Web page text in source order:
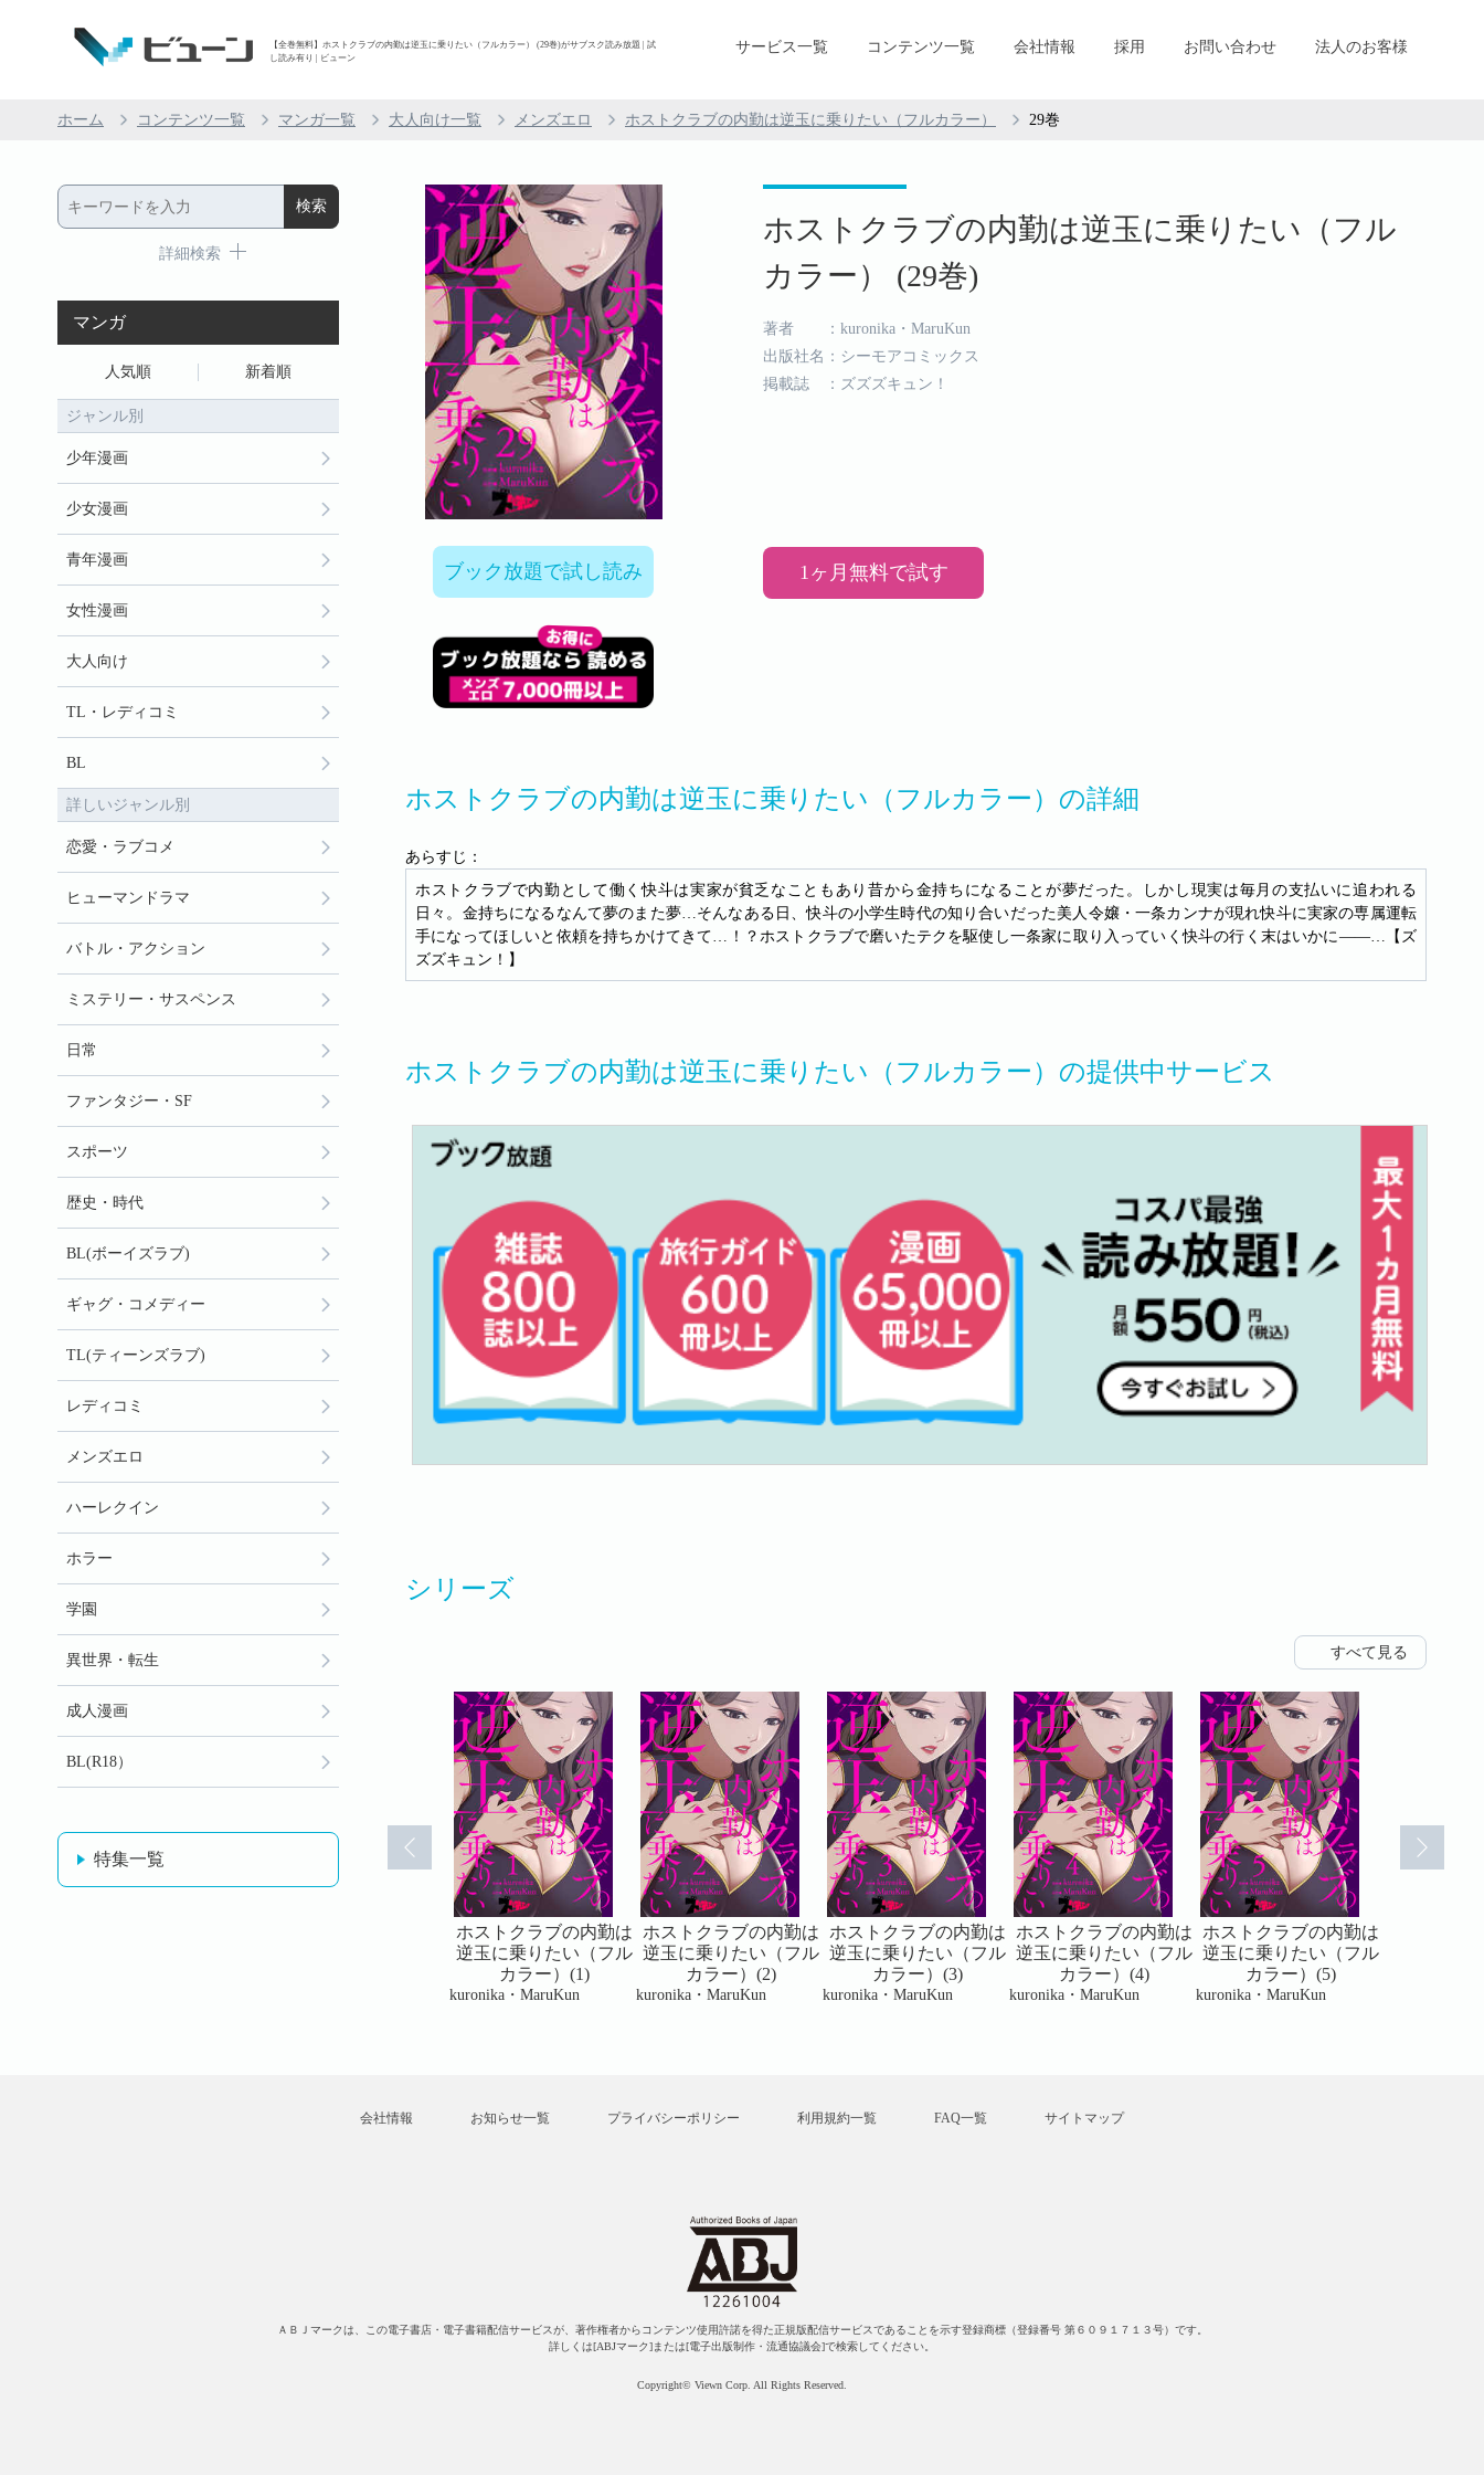
【全巻無料】ホストクラブの内勤は逆玉に乗りたい（フルカラー） (29巻)がサブスク読み放題 | 試
し読み有り | ビューン
サービス一覧 コンテンツ一覧 会社情報 採用 お問い合わせ 法人のお客様
ホーム コンテンツ一覧 マンガ一覧 大人向け一覧 メンズエロ ホストクラブの内勤は逆玉に乗りたい（フルカラー） 29巻
ブック放題で試し読み
ホストクラブの内勤は逆玉に乗りたい（フル
カラー） (29巻)
著者 ：kuronika・MaruKun
出版社名：シーモアコミックス
掲載誌 ：ズズズキュン！
1ヶ月無料で試す
ホストクラブの内勤は逆玉に乗りたい（フルカラー）の詳細
あらすじ：
ホストクラブで内勤として働く快斗は実家が貧乏なこともあり昔から金持ちになることが夢だった。しかし現実は毎月の支払いに追われる
日々。金持ちになるなんて夢のまた夢…そんなある日、快斗の小学生時代の知り合いだった美人令嬢・一条カンナが現れ快斗に実家の専属運転
手になってほしいと依頼を持ちかけてきて…！？ホストクラブで磨いたテクを駆使し一条家に取り入っていく快斗の行く末はいかに――…【ズ
ズズキュン！】
ホストクラブの内勤は逆玉に乗りたい（フルカラー）の提供中サービス
シリーズ
すべて見る
ホストクラブの内勤は
逆玉に乗りたい（フル
カラー）(1)
kuronika・MaruKun
ホストクラブの内勤は
逆玉に乗りたい（フル
カラー）(2)
kuronika・MaruKun
ホストクラブの内勤は
逆玉に乗りたい（フル
カラー）(3)
kuronika・MaruKun
ホストクラブの内勤は
逆玉に乗りたい（フル
カラー）(4)
kuronika・MaruKun
ホストクラブの内勤は
逆玉に乗りたい（フル
カラー）(5)
kuronika・MaruKun
詳細検索
マンガ
人気順 新着順
ジャンル別
少年漫画
少女漫画
青年漫画
女性漫画
大人向け
TL・レディコミ
BL
詳しいジャンル別
恋愛・ラブコメ
ヒューマンドラマ
バトル・アクション
ミステリー・サスペンス
日常
ファンタジー・SF
スポーツ
歴史・時代
BL(ボーイズラブ)
ギャグ・コメディー
TL(ティーンズラブ)
レディコミ
メンズエロ
ハーレクイン
ホラー
学園
異世界・転生
成人漫画
BL(R18）
特集一覧
会社情報 お知らせ一覧 プライバシーポリシー 利用規約一覧 FAQ一覧 サイトマップ
ＡＢＪマークは、この電子書店・電子書籍配信サービスが、著作権者からコンテンツ使用許諾を得た正規版配信サービスであることを示す登録商標（登録番号 第６０９１７１３号）です。
詳しくは[ABJマーク]または[電子出版制作・流通協議会]で検索してください。
Copyright© Viewn Corp. All Rights Reserved.